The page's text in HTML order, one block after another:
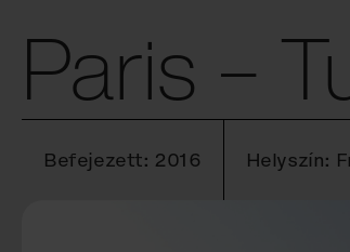
Paris –
Befejezett: 2016 Helyszín: